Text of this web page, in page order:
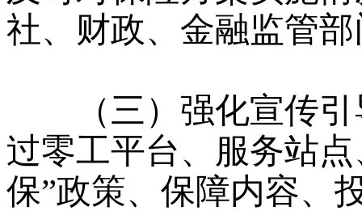
社、财政、金融监管
（三）强化宣传引
过零工平台、服务站
保”政策、保障内容、